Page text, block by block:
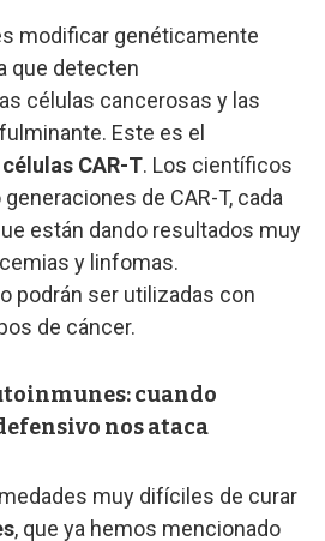
modificar genéticamente
que detecten
células cancerosas y las
Este es el
células CAR-T. Los científicos
de CAR-T, cada
están dando resultados muy
y linfomas.
podrán ser utilizadas con
de cáncer.
cuando
nos ataca
muy difíciles de curar
, que ya hemos mencionado